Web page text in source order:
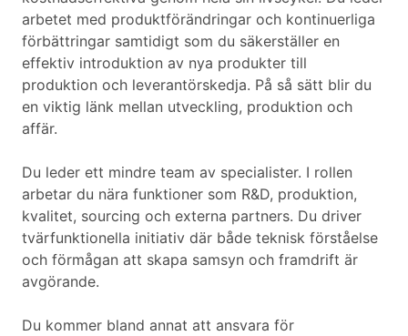
arbetet med produktförändringar och kontinuerliga
förbättringar samtidigt som du säkerställer en
effektiv introduktion av nya produkter till
produktion och leverantörskedja. På så sätt blir du
en viktig länk mellan utveckling, produktion och
affär.
Du leder ett mindre team av specialister. I rollen
arbetar du nära funktioner som R&D, produktion,
kvalitet, sourcing och externa partners. Du driver
tvärfunktionella initiativ där både teknisk förståelse
och förmågan att skapa samsyn och framdrift är
avgörande.
Du kommer bland annat att ansvara för